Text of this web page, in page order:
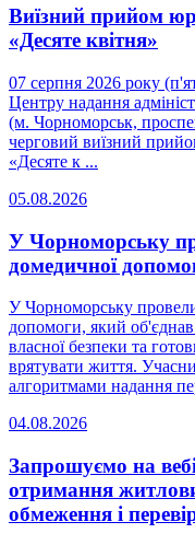
Виїзний прийом
«Десяте квітня»
07 серпня 2026 року
Центру надання
(м. Чорноморськ,
черговий виїзний
«Десяте к ...
05.08.2026
У Чорноморську
домедичної
У Чорноморську
допомоги, який
власної безпеки та
врятувати життя.
алгоритмами надання
04.08.2026
Запрошуємо на
отримання
обмеження і